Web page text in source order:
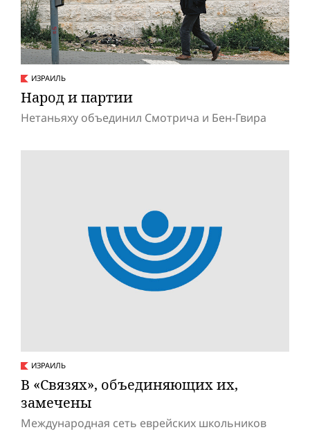
ИЗРАИЛЬ
Народ и партии
Нетаньяху объединил Смотрича и Бен-Гвира
ИЗРАИЛЬ
В «Связях», объединяющих их,
замечены
Международная сеть еврейских школьников